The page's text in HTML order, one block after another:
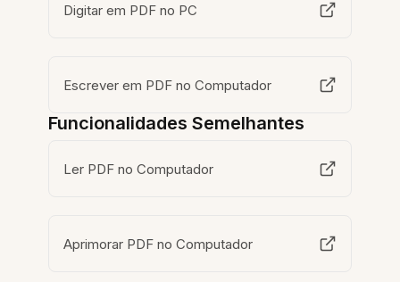
Digitar em PDF no PC
Escrever em PDF no Computador
Funcionalidades Semelhantes
Ler PDF no Computador
Aprimorar PDF no Computador